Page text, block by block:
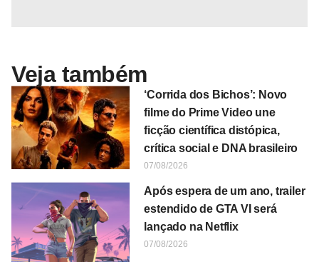
Veja também
‘Corrida dos Bichos’: Novo
filme do Prime Video une
ficção científica distópica,
crítica social e DNA brasileiro
07/08/2026
Após espera de um ano, trailer
estendido de GTA VI será
lançado na Netflix
07/08/2026